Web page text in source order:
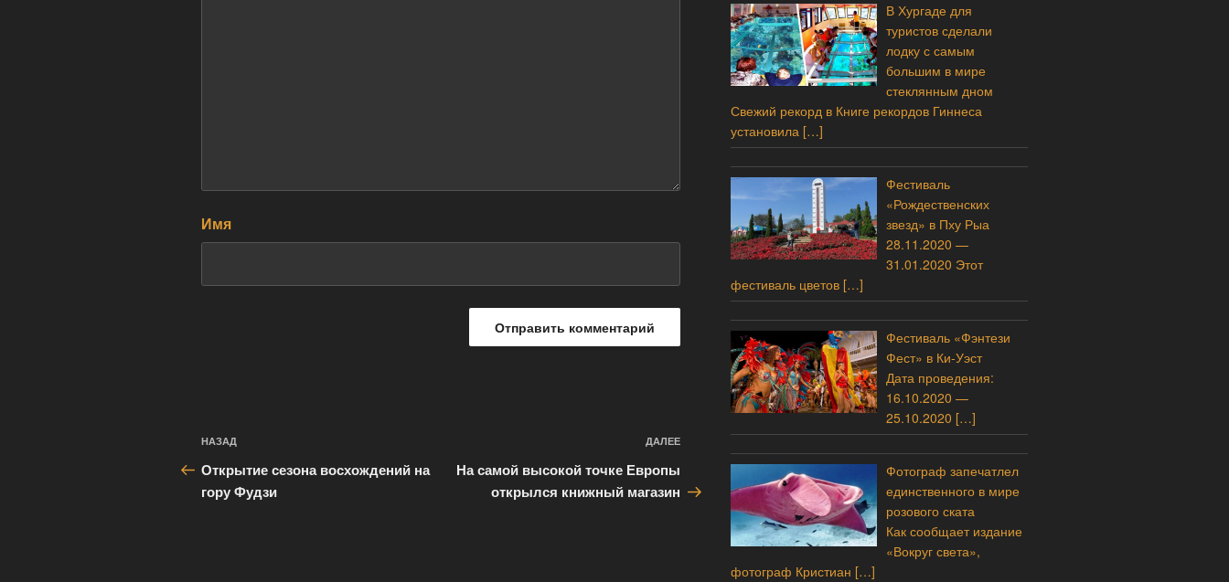
Имя
Навигация
по
записям
Предыдущая
запись:
НАЗАД
Открытие сезона восхождений на
гору Фудзи
запись
ДАЛЕЕ
На самой высокой точке Европы
открылся книжный магазин
В Хургаде для
туристов сделали
лодку с самым
большим в мире
стеклянным дном
Свежий рекорд в Книге рекордов Гиннеса
установила […]
Фестиваль
«Рождественских
звезд» в Пху Рыа
28.11.2020 —
31.01.2020 Этот
фестиваль цветов […]
Фестиваль «Фэнтези
Фест» в Ки-Уэст
Дата проведения:
16.10.2020 —
25.10.2020 […]
Фотограф запечатлел
единственного в мире
розового ската
Как сообщает издание
«Вокруг света»,
фотограф Кристиан […]